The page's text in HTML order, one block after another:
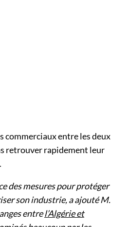
commerciaux entre les deux
retrouver rapidement leur
des mesures pour protéger
son industrie, a ajouté M.
entrel’Algérie et